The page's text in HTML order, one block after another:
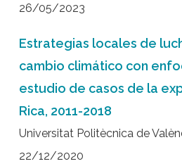
26/05/2023
Estrategias locales de
cambio climático con
estudio de casos de la
Rica, 2011-2018
Universitat Politècnica de
22/12/2020